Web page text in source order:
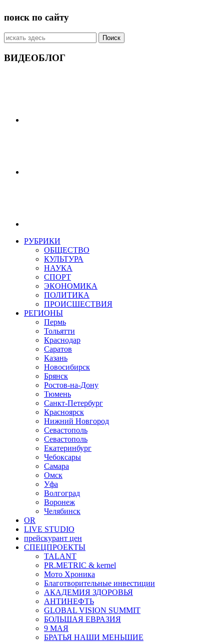
поиск по сайту
Искать:
ВИДЕОБЛОГ
РУБРИКИ
ОБЩЕСТВО
КУЛЬТУРА
НАУКА
СПОРТ
ЭКОНОМИКА
ПОЛИТИКА
ПРОИСШЕСТВИЯ
РЕГИОНЫ
Пермь
Тольятти
Краснодар
Саратов
Казань
Новосибирск
Брянск
Ростов-на-Дону
Тюмень
Санкт-Петербург
Красноярск
Нижний Новгород
Севастополь
Севастополь
Екатеринбург
Чебоксары
Самара
Омск
Уфа
Волгоград
Воронеж
Челябинск
OR
LIVE STUDIO
прейскурант цен
СПЕЦПРОЕКТЫ
TALANT
PR.METRIC & kernel
Мото Хроника
Благотворительные инвестиции
АКАДЕМИЯ ЗДОРОВЬЯ
АНТИНЕФТЬ
GLOBAL VISION SUMMIT
БОЛЬШАЯ ЕВРАЗИЯ
9 МАЯ
БРАТЬЯ НАШИ МЕНЬШИЕ